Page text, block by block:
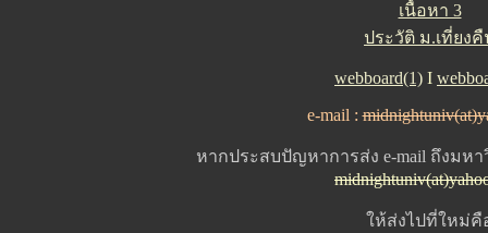
เนื้อหา 3
ประวัติ ม.เที่ยง
webboard(1) I
e-mail :
หากประสบปัญหาการส่ง e-mail ถึงมห
ให้ส่งไปที่ใหม่คื